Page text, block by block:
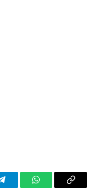
TelegramWhatsAppCopy